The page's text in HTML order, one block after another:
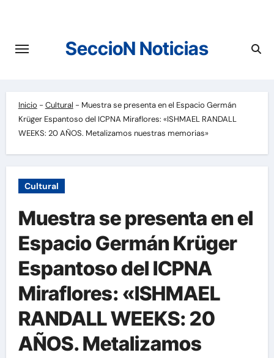
contenido
SeccioN Noticias
Inicio - Cultural - Muestra se presenta en el Espacio Germán
Krüger Espantoso del ICPNA Miraflores: «ISHMAEL RANDALL
WEEKS: 20 AÑOS. Metalizamos nuestras memorias»
Cultural
Muestra se presenta en el
Espacio Germán Krüger
Espantoso del ICPNA
Miraflores: «ISHMAEL
RANDALL WEEKS: 20
AÑOS. Metalizamos